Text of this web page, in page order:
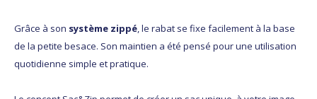
Grâce à son système zippé, le rabat se fixe facilement à la base
de la petite besace. Son maintien a été pensé pour une utilisation
quotidienne simple et pratique.